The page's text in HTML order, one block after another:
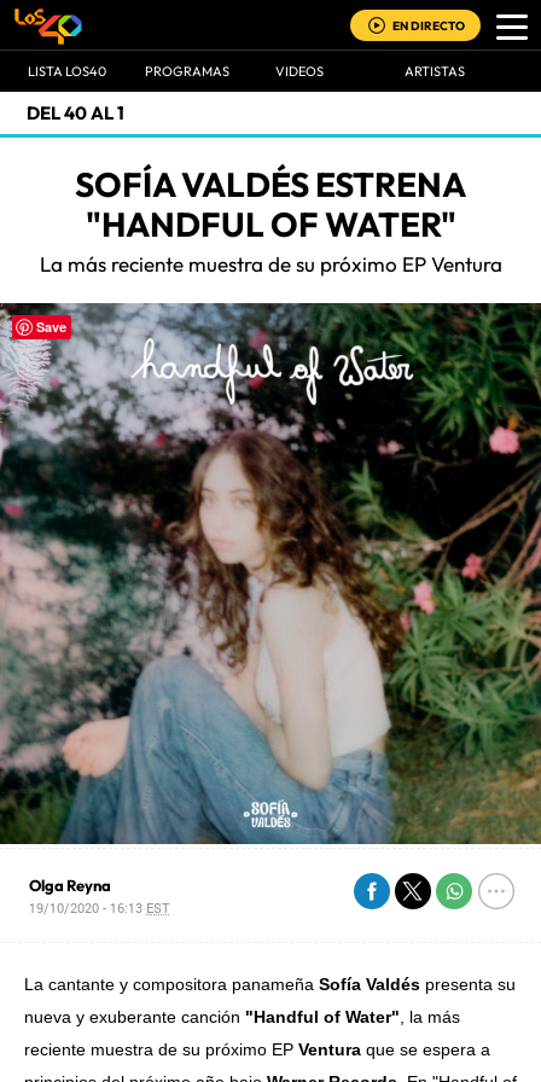
EN DIRECTO
LISTA LOS40 PROGRAMAS VIDEOS ARTISTAS
DEL 40 AL 1
SOFÍA VALDÉS ESTRENA
"HANDFUL OF WATER"
La más reciente muestra de su próximo EP Ventura
Olga Reyna
19/10/2020 - 16:13 EST
La cantante y compositora panameña Sofía Valdés presenta su
nueva y exuberante canción "Handful of Water" , la más
reciente muestra de su próximo EP Ventura que se espera a
Save